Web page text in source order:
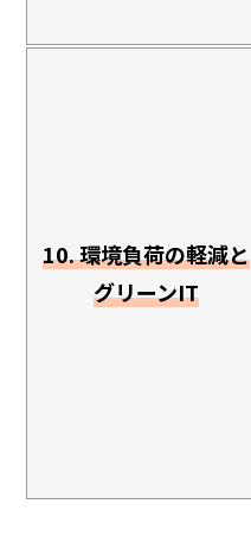
10. 環境負荷の軽減と
グリーンIT